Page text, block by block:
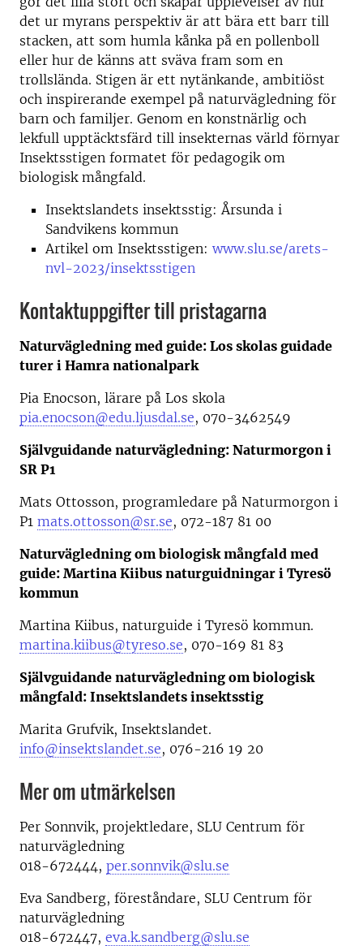
det ur myrans perspektiv är att bära ett barr till
stacken, att som humla kånka på en pollenboll
eller hur de känns att sväva fram som en
trollslända. Stigen är ett nytänkande, ambitiöst
och inspirerande exempel på naturvägledning för
barn och familjer. Genom en konstnärlig och
lekfull upptäcktsfärd till insekternas värld förnyar
Insektsstigen formatet för pedagogik om
biologisk mångfald.
Insektslandets insektsstig: Årsunda i
Sandvikens kommun
Artikel om Insektsstigen: www.slu.se/arets-
nvl-2023/insektsstigen
Kontaktuppgifter till pristagarna
Naturvägledning med guide: Los skolas guidade
turer i Hamra nationalpark
Pia Enocson, lärare på Los skola
pia.enocson@edu.ljusdal.se, 070-3462549
Självguidande naturvägledning: Naturmorgon i
SR P1
Mats Ottosson, programledare på Naturmorgon i
P1 mats.ottosson@sr.se, 072-187 81 00
Naturvägledning om biologisk mångfald med
guide: Martina Kiibus naturguidningar i Tyresö
kommun
Martina Kiibus, naturguide i Tyresö kommun.
martina.kiibus@tyreso.se, 070-169 81 83
Självguidande naturvägledning om biologisk
mångfald: Insektslandets insektsstig
Marita Grufvik, Insektslandet.
info@insektslandet.se, 076-216 19 20
Mer om utmärkelsen
Per Sonnvik, projektledare, SLU Centrum för
naturvägledning
018-672444, per.sonnvik@slu.se
Eva Sandberg, föreståndare, SLU Centrum för
naturvägledning
018-672447, eva.k.sandberg@slu.se